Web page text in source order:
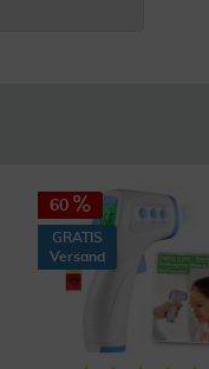
60
GRATIS
Versand